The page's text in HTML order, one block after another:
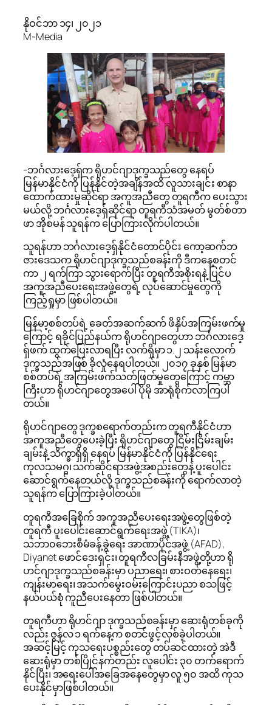
နိုဝင်ဘာ ၁၄၊ ၂၀၂၁
M-Media
-ဘင်္ဂလားဒေ့ရှ်က ရိုဟင်ဂျာဒုက္ခသည်တွေ နေရပ်
မြန်မာနိုင်ငံကို ပြန်နိုင်တဲ့အချိန်အထိ လူသားချင်း စာနာ
ထောက်ထားမှုဆိုင်ရာ အကူအညီတွေ တူရကီက ပေးသွား
မယ်လို့ ဘင်္ဂလားဒေ့ရှ်ဆိုင်ရာ တူရကီသံအမတ် မွတ်စ်တာ
ဖာ အိုစမန် သူရန်က ပြောကြားလိုက်ပါတယ်။
သူရန်ဟာ ဘင်္ဂလားဒေ့ရှ်နိုင်ငံတောင်ပိုင်း ကော့ဆက်ဘ
ဇားဒေသက ရိုဟင်ဂျာဒုက္ခသည်စခန်းကို ဒီကနေ့စတင်
ကာ ၂ ရက်ကြာ သွားရောက်ပြီး တူရကီအစိုးရနဲ့ ပြင်ပ
အကူအညီပေးရေးအဖွဲ့တွေရဲ့ လုပ်ဆောင်မှုတွေကို
ကြည့်ရှုမှာ ဖြစ်ပါတယ်။
မြန်မာ့စစ်တပ်ရဲ့ ခေတ်အဆက်ဆက် ဖိနှိပ်အကြမ်းဖက်မှု
ကြောင့် ရခိုင်ပြည်နယ်က ရိုဟင်ဂျာတွေဟာ ဘင်္ဂလားဒေ့
ရှ်ဖက် ထွက်ပြေးလာရပြီး လက်ရှိမှာ ၁.၂ သန်းလောက်
ဒုက္ခသည်အဖြစ် ခိုလှုံနေရပါတယ်။ ၂၀၁၇ ခုနှစ် မြန်မာ
စစ်တပ်ရဲ့ အကြမ်းဖက်သတ်ဖြတ်မှုတွေကြောင့် ကမ္ဘာ
ကြီးဟာ ရိုဟင်ဂျာတွေအပေါ် ပိုမို အာရုံစိုက်လာကြပါ
တယ်။
ရိုဟင်ဂျာတွေ ဒုက္ခစရောက်တည်းက တူရကီနိုင်ငံဟာ
အကူအညီတွေပေးခဲ့ပြီး ရိုဟင်ဂျာတွေ ငြိမ်းငြိမ်းချမ်း
ချမ်းနဲ့ သိက္ခာရှိရှိ နေရပ် မြန်မာနိုင်ငံကို ပြန်နိုင်ရေး
ကုလသမဂ္ဂ၊ သက်ဆိုင်ရာအဖွဲ့အစည်းတွေနဲ့ ပူးပေါင်း
ဆောင်ရွက်နေတယ်လို့ ဒုက္ခသည်စခန်းကို ရောက်လာတဲ့
သူရန်က ပြောကြားခဲ့ပါတယ်။
တူရကီအခြေစိုက် အကူအညီပေးရေးအဖွဲ့တွေဖြစ်တဲ့
တူရကီ ပူးပေါင်းဆောင်ရွက်ရေးအဖွဲ့ (TIKA)၊
သဘာ၀ဘေးစီမံခန့်ခွဲရေး အာဏာပိုင်အဖွဲ့ (AFAD),
Diyanet ဖောင်ဒေးရှင်း၊ တူရကီလခြမ်းနီအဖွဲ့တို့ဟာ ရို
ဟင်ဂျာဒုက္ခသည်စခန်းမှာ ပညာရေး၊ စားဝတ်နေရေး၊
ကျန်းမာရေး၊ အသက်မွေးဝမ်းကြောင်းပညာ စသဖြင့်
နယ်ပယ်စုံ ကူညီပေးနေတာ ဖြစ်ပါတယ်။
တူရကီဟာ ရိုဟင်ဂျာ ဒုက္ခသည်စခန်းမှာ ဆေးရုံတစ်ခုကို
လည်း ဇွန်လ ၁ ရက်နေ့က စတင်ဖွင့်လှစ်ခဲ့ပါတယ်။
အဆင့်မြင့် ကုသရေးပစ္စည်းတွေ တပ်ဆင်ထားတဲ့ အဲဒီ
ဆေးရုံမှာ တစ်ပြိုင်နက်တည်း လူပေါင်း ၃၀ တက်ရောက်
နိုင်ပြီး၊ အရေးပေါ်အခြေအနေတွေမှာ လူ ၅၀ အထိ ကုသ
ပေးနိုင်မှာဖြစ်ပါတယ်။